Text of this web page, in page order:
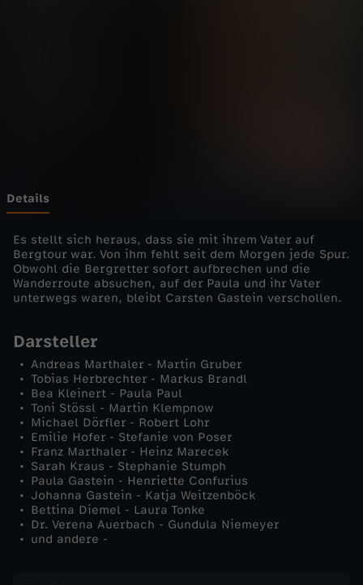
r
-
S
c
h
t
g
l
e
Details
Es stellt sich heraus, dass sie mit ihrem Vater auf
Bergtour war. Von ihm fehlt seit dem Morgen jede Spur.
Obwohl die Bergretter sofort aufbrechen und die
Wanderroute absuchen, auf der Paula und ihr Vater
unterwegs waren, bleibt Carsten Gastein verschollen.
Darsteller
Andreas Marthaler - Martin Gruber
Tobias Herbrechter - Markus Brandl
Bea Kleinert - Paula Paul
Toni Stössl - Martin Klempnow
Michael Dörfler - Robert Lohr
Emilie Hofer - Stefanie von Poser
Franz Marthaler - Heinz Marecek
Sarah Kraus - Stephanie Stumph
Paula Gastein - Henriette Confurius
Johanna Gastein - Katja Weitzenböck
Bettina Diemel - Laura Tonke
Dr. Verena Auerbach - Gundula Niemeyer
und andere -